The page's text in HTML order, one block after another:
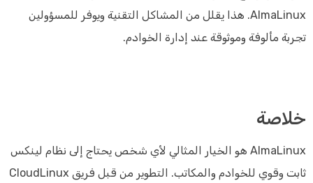
AlmaLinux. هذا يقلل من المشاكل التقنية ويوفر للمسؤولين
تجربة مألوفة وموثوقة عند إدارة الخوادم.
خلاصة
AlmaLinux هو الخيار المثالي لأي شخص يحتاج إلى نظام لينكس
ثابت وقوي للخوادم والمكاتب. التطوير من قبل فريق CloudLinux